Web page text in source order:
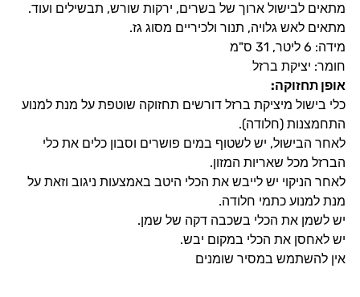
מתאים לבישול ארוך של בשרים, ירקות שורש, תבשילים ועוד.
מתאים לאש גלויה, תנור ולכיריים מסוג גז.
מידה: 6 ליטר, 31 ס"מ
חומר: יציקת ברזל
אופן תחזוקה:
כלי בישול מיציקת ברזל דורשים תחזוקה שוטפת על מנת למנוע
התחמצנות (חלודה).
לאחר הבישול, יש לשטוף במים פושרים וסבון כלים את כלי
הברזל מכל שאריות המזון.
לאחר הניקוי יש לייבש את הכלי היטב באמצעות ניגוב וזאת על
מנת למנוע כתמי חלודה.
יש לשמן את הכלי בשכבה דקה של שמן.
יש לאחסן את הכלי במקום יבש.
אין להשתמש במסיר שומנים